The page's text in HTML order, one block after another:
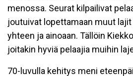
menossa. Seurat kilpailivat
joutuivat lopettamaan muut
yhteen ja ainoaan. Tällöin
joitakin hyviä pelaajia muihin
70-luvulla kehitys meni